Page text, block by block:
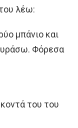
λέω:
μπάνιο και
Φόρεσα
του του